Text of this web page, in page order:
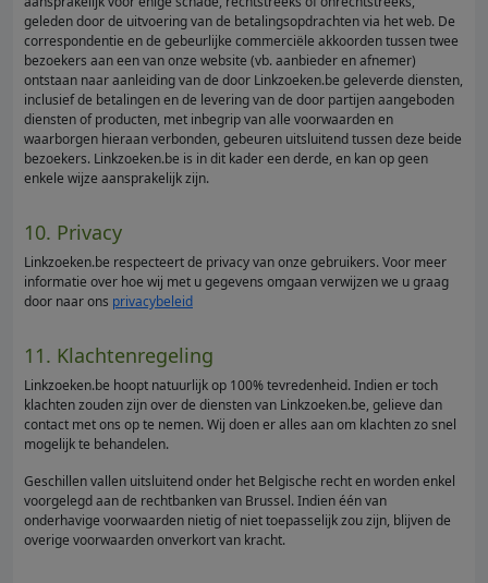
geleden door de uitvoering van de betalingsopdrachten via het web. De
correspondentie en de gebeurlijke commerciële akkoorden tussen twee
bezoekers aan een van onze website (vb. aanbieder en afnemer)
ontstaan naar aanleiding van de door Linkzoeken.be geleverde diensten,
inclusief de betalingen en de levering van de door partijen aangeboden
diensten of producten, met inbegrip van alle voorwaarden en
waarborgen hieraan verbonden, gebeuren uitsluitend tussen deze beide
bezoekers. Linkzoeken.be is in dit kader een derde, en kan op geen
enkele wijze aansprakelijk zijn.
10. Privacy
Linkzoeken.be respecteert de privacy van onze gebruikers. Voor meer
informatie over hoe wij met u gegevens omgaan verwijzen we u graag
door naar ons privacybeleid
11. Klachtenregeling
Linkzoeken.be hoopt natuurlijk op 100% tevredenheid. Indien er toch
klachten zouden zijn over de diensten van Linkzoeken.be, gelieve dan
contact met ons op te nemen. Wij doen er alles aan om klachten zo snel
mogelijk te behandelen.
Geschillen vallen uitsluitend onder het Belgische recht en worden enkel
voorgelegd aan de rechtbanken van Brussel. Indien één van
onderhavige voorwaarden nietig of niet toepasselijk zou zijn, blijven de
overige voorwaarden onverkort van kracht.